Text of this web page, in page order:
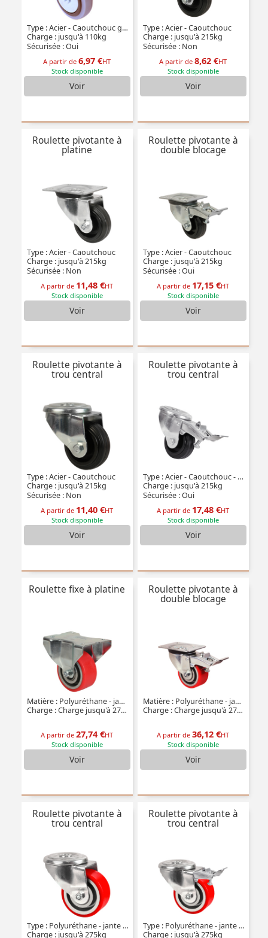
Type : Acier - Caoutchouc gris - à double blocage
Charge : jusqu'à 110kg
Sécurisée : Oui
A partir de6,97 €HT
Stock disponible
Voir
Type : Acier - Caoutchouc
Charge : jusqu'à 215kg
Sécurisée : Non
A partir de8,62 €HT
Stock disponible
Voir
Roulette pivotante à
platine
Type : Acier - Caoutchouc
Charge : jusqu'à 215kg
Sécurisée : Non
A partir de 11,48 €HT
Stock disponible
Voir
Roulette pivotante à
double blocage
Type : Acier - Caoutchouc
Charge : jusqu'à 215kg
Sécurisée : Oui
A partir de 17,15 €HT
Stock disponible
Voir
Roulette pivotante à
trou central
Type : Acier - Caoutchouc
Charge : jusqu'à 215kg
Sécurisée : Non
A partir de 11,40 €HT
Stock disponible
Voir
Roulette pivotante à
trou central
Type : Acier - Caoutchouc - à double blocage
Charge : jusqu'à 215kg
Sécurisée : Oui
A partir de 17,48 €HT
Stock disponible
Voir
Roulette fixe à platine
Matière : Polyuréthane - jante aluminium (ultra-roulante)
Charge : Charge jusqu'à 275kg
A partir de27,74 €HT
Stock disponible
Voir
Roulette pivotante à
double blocage
Matière : Polyuréthane - jante aluminium (ultra-roulante)
Charge : Charge jusqu'à 275kg
A partir de36,12 €HT
Stock disponible
Voir
Roulette pivotante à
trou central
Type : Polyuréthane - jante aluminium (ultra-roulante)
Charge : jusqu'à 275kg
Roulette pivotante à
trou central
Type : Polyuréthane - jante aluminium (ultra-roulante)
Charge : jusqu'à 275kg